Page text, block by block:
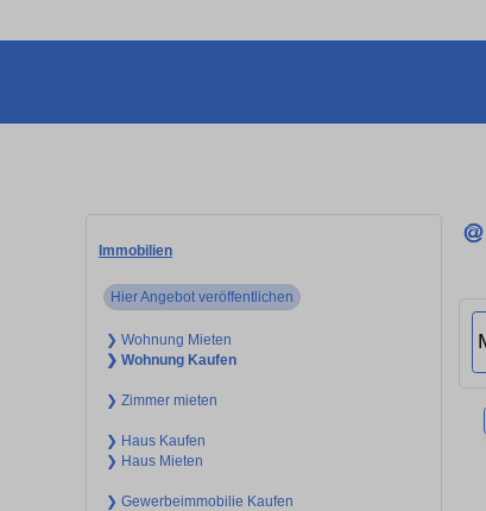
Immobilien
Hier Angebot veröffentlichen
❯ Wohnung Mieten
❯ Wohnung Kaufen
❯ Zimmer mieten
❯ Haus Kaufen
❯ Haus Mieten
❯ Gewerbeimmobilie Kaufen